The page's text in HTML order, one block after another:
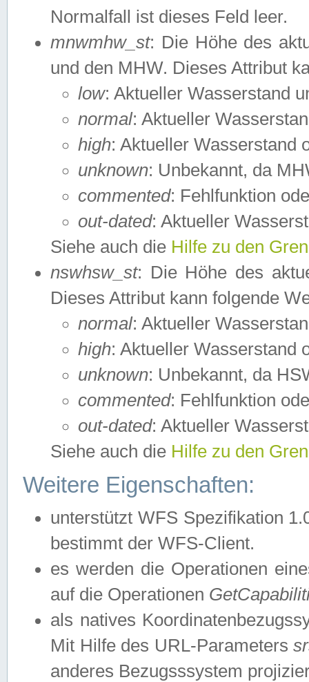
Normalfall ist dieses Feld leer.
mnwmhw_st: Die Höhe des
und den MHW. Dieses Attribut
low: Aktueller Wasserstand
normal: Aktueller
high: Aktueller Wasserstand
unknown: Unbekannt, da
commented: Fehlfunktion
out-dated: Aktueller
Siehe auch die Hilfe zu den
nswhsw_st: Die Höhe des
Dieses Attribut kann folgende
normal: Aktueller
high: Aktueller Wasserstand
unknown: Unbekannt, da
commented: Fehlfunktion
out-dated: Aktueller
Siehe auch die Hilfe zu den
Weitere Eigenschaften:
unterstützt WFS Spezifikation
bestimmt der WFS-Client.
es werden die Operationen
auf die Operationen
als natives
Mit Hilfe des URL-Parameters
anderes Bezugsssystem